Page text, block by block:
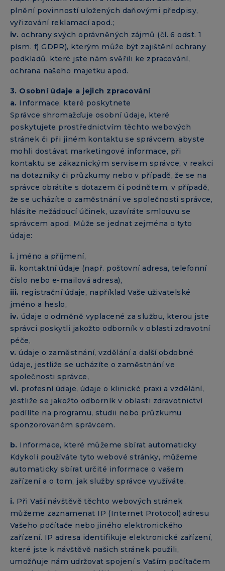
plnění povinností uložených daňovými předpisy,
vyřizování reklamací apod.;
iv. ochrany svých oprávněných zájmů (čl. 6 odst. 1
písm. f) GDPR), kterým může být zajištění ochrany
podkladů, které jste nám svěřili ke zpracování,
ochrana našeho majetku apod.
3. Osobní údaje a jejich zpracování
a. Informace, které poskytnete
Správce shromažďuje osobní údaje, které
poskytujete prostřednictvím těchto webových
stránek či při jiném kontaktu se správcem, abyste
mohli dostávat marketingové informace, při
kontaktu se zákaznickým servisem správce, v reakci
na dotazníky či průzkumy nebo v případě, že se na
správce obrátíte s dotazem či podnětem, v případě,
že se ucházíte o zaměstnání ve společnosti správce,
hlásíte nežádoucí účinek, uzavíráte smlouvu se
správcem apod. Může se jednat zejména o tyto
údaje:
i. jméno a příjmení,
ii. kontaktní údaje (např. poštovní adresa, telefonní
číslo nebo e-mailová adresa),
iii. registrační údaje, například Vaše uživatelské
jméno a heslo,
iv. údaje o odměně vyplacené za službu, kterou jste
správci poskytli jakožto odborník v oblasti zdravotní
péče,
v. údaje o zaměstnání, vzdělání a další obdobné
údaje, jestliže se ucházíte o zaměstnání ve
společnosti správce,
vi. profesní údaje, údaje o klinické praxi a vzdělání,
jestliže se jakožto odborník v oblasti zdravotnictví
podílíte na programu, studii nebo průzkumu
sponzorovaném správcem.
b. Informace, které můžeme sbírat automaticky
Kdykoli používáte tyto webové stránky, můžeme
automaticky sbírat určité informace o vašem
zařízení a o tom, jak služby správce využíváte.
i. Při Vaší návštěvě těchto webových stránek
můžeme zaznamenat IP (Internet Protocol) adresu
Vašeho počítače nebo jiného elektronického
zařízení. IP adresa identifikuje elektronické zařízení,
které jste k návštěvě našich stránek použili,
umožňuje nám udržovat spojení s Vaším počítačem